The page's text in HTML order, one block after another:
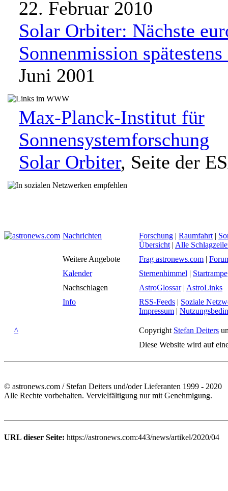
22. Februar 2010
Solar Orbiter: Nächste
Sonnenmission
Juni 2001
Max-Planck-Institut für
Sonnensystemforschung
Solar Orbiter, Seite der
Nachrichten Forschung | Raumfahrt |
Übersicht | Alle
Weitere Angebote
Frag astronews.com |
Kalender
Sternenhimmel | Startrampe
Nachschlagen
AstroGlossar| AstroLinks
Info
RSS-Feeds | Soziale
Impressum |
^ Copyright Stefan Deiters
Diese Website wird auf
© astronews.com / Stefan Deiters und/oder Lieferanten 1999 - 2020
Alle Rechte vorbehalten. Vervielfältigung nur mit Genehmigung.
URL dieser Seite: https://astronews.com:443/news/artikel/2020/04